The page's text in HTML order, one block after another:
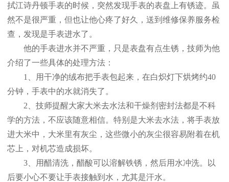
拭江诗丹顿手表的时候，突然发现手表的表盘上有锈迹。虽
然不是很严重，但也让他心疼了好久，送到维修保养服务检
查，发现是手表进水了。
他的手表进水并不严重，只是表盘有点生锈，技师为他
介绍了一些具体的处理方法：
1、用干净的绒布把手表包起来，在白炽灯下烘烤约40
分钟，手表中的水就消失了。
2、技师提醒大家大米去水法和干燥剂密封法都是不科
学的方法，不应该随意相信。特别是大米去水法，将手表放
进大米中，大米里有灰尘，这些微小的灰尘很容易附着在机
芯上，对机芯造成损坏。
3、用醋清洗，醋酸可以溶解铁锈，然后用水冲洗。以
后要小心不要让手表接触到水，尤其是汗水。